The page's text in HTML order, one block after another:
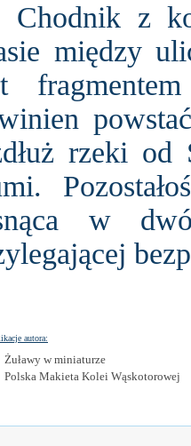
z
między
rzeki od
w
autora:
Żuławy w miniaturze
Polska Makieta Kolei Wąskotorowej